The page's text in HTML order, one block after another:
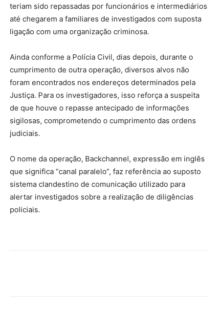
teriam sido repassadas por funcionários e intermediários
até chegarem a familiares de investigados com suposta
ligação com uma organização criminosa.
Ainda conforme a Polícia Civil, dias depois, durante o
cumprimento de outra operação, diversos alvos não
foram encontrados nos endereços determinados pela
Justiça. Para os investigadores, isso reforça a suspeita
de que houve o repasse antecipado de informações
sigilosas, comprometendo o cumprimento das ordens
judiciais.
O nome da operação, Backchannel, expressão em inglês
que significa “canal paralelo”, faz referência ao suposto
sistema clandestino de comunicação utilizado para
alertar investigados sobre a realização de diligências
policiais.